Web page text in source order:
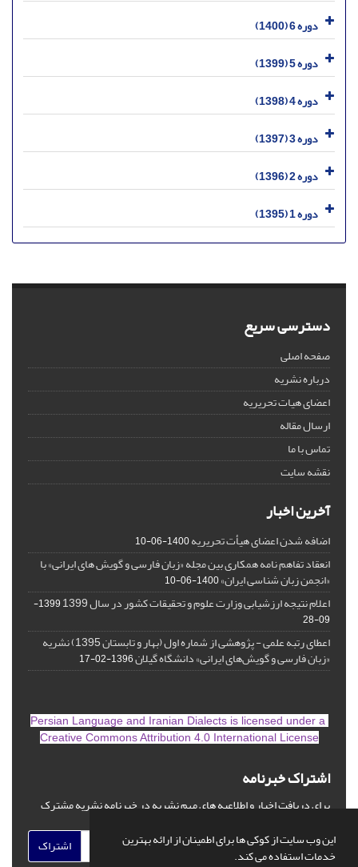
این وب سایت از کوکی ها برای اطمینان از ارائه بهترین
خدمات استفاده می کند.
دوره 6 (1400)
دوره 5 (1399)
دوره 4 (1398)
دوره 3 (1397)
دوره 2 (1396)
دوره 1 (1395)
دسترسی سریع
صفحه اصلی
درباره نشریه
اعضای هیات تحریریه
ارسال مقاله
تماس با ما
نقشه سایت
آخرین اخبار
اضافه شدن اعضای هیأت تحریریه1400-06-10
انعقاد تفاهم نامه همکاری بین مجله «زبان فارسی و گویش های ایرانی» با
«انجمن زبان شناسی ایران»1400-06-10
اعلام نتیجه ارزشیابی وزارت علوم و تحقیقات کشور در سال 1399
1399-
09-28
اعطای رتبه علمی - پژوهشی از شماره اول (بهار و تابستان 1395) نشریه
«زبان فارسی و گویش‌های ایرانی» دانشگاه گیلان1396-02-17
Persian Language and Iranian Dialects
is licensed under a
Creative Commons Attribution 4.0 International License
اشتراک خبرنامه
برای دریافت اخبار و اطلاعیه های مهم نشریه در خبرنامه نشریه مشترک
اشتراک